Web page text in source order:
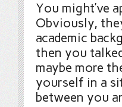
You might’ve
Obviously,
academic
then you
maybe more
yourself in a
between you